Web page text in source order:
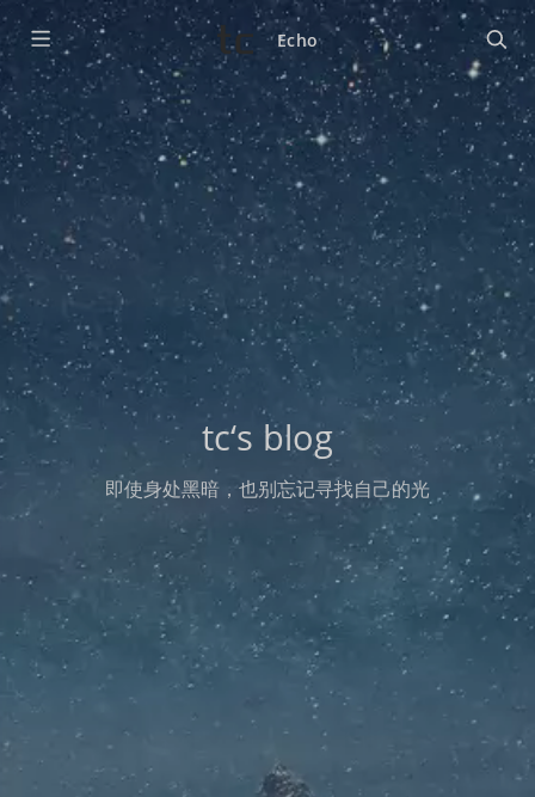
Echo
tc‘s blog
即使身处黑暗，也别忘记寻找自己的光